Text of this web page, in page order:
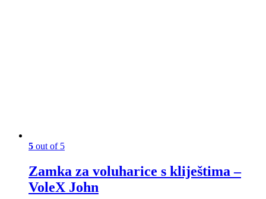
5 out of 5
Zamka za voluharice s kliještima –
VoleX John